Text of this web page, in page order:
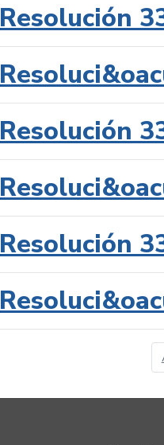
Resolución
Resolución
Resolución